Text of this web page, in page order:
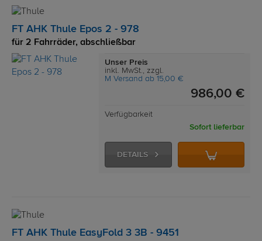
FT AHK Thule Epos 2 - 978
für 2 Fahrräder, abschließbar
Unser Preis
inkl. MwSt., zzgl.
M Versand ab 15,00 €
986,00 €
Verfügbarkeit
Sofort lieferbar
DETAILS
FT AHK Thule EasyFold 3 3B - 9451